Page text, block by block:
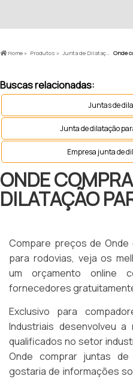
Home » Produtos » Junta de Dilatação em Rodovias »
Buscas relacionadas:
Juntas de
Junta de dilatação
Empresa junta de
ONDE
DILATAÇÃO
Compare preços de
para rodovias, veja os
um orçamento online
fornecedores
Exclusivo para
Industriais desenvolveu
qualificados no setor
Onde comprar juntas
gostaria de informações